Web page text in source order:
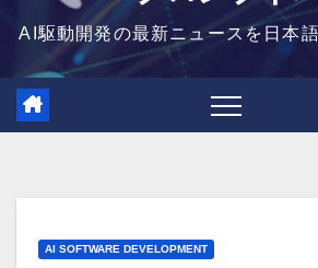
AI駆動開発の最新ニュースを日本
AI SOFTWARE DEVELOPMENT